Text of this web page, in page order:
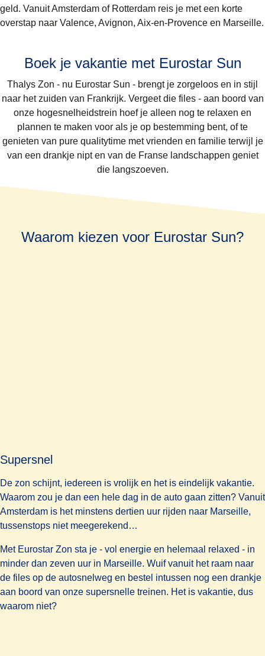
geld. Vanuit Amsterdam of Rotterdam reis je met een korte
overstap naar Valence, Avignon, Aix-en-Provence en Marseille.
Boek je vakantie met Eurostar Sun
Thalys Zon - nu Eurostar Sun - brengt je zorgeloos en in stijl
naar het zuiden van Frankrijk. Vergeet die files - aan boord van
onze hogesnelheidstrein hoef je alleen nog te relaxen en
plannen te maken voor als je op bestemming bent, of te
genieten van pure qualitytime met vrienden en familie terwijl je
van een drankje nipt en van de Franse landschappen geniet
die langszoeven.
Waarom kiezen voor Eurostar Sun?
Supersnel
De zon schijnt, iedereen is vrolijk en het is eindelijk vakantie.
Waarom zou je dan een hele dag in de auto gaan zitten? Vanuit
Amsterdam is het minstens dertien uur rijden naar Marseille,
tussenstops niet meegerekend…
Met Eurostar Zon sta je - vol energie en helemaal relaxed - in
minder dan zeven uur in Marseille. Wuif vanuit het raam naar
de files op de autosnelweg en bestel intussen nog een drankje
aan boord van onze supersnelle treinen. Het is vakantie, dus
waarom niet?